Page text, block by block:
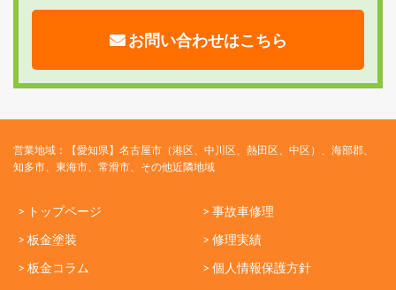
お問い合わせはこちら
営業地域：【愛知県】名古屋市（港区、中川区、熱田区、中区）、海部郡、
知多市、東海市、常滑市、その他近隣地域
> トップページ
> 事故車修理
> 板金塗装
> 修理実績
> 板金コラム
> 個人情報保護方針